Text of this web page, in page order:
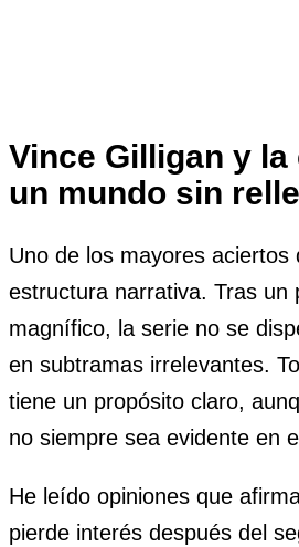
Vince Gilligan y
un mundo sin
Uno de los mayores aciertos
estructura narrativa. Tras un
magnífico, la serie no se
en subtramas irrelevantes.
tiene un propósito claro,
no siempre sea evidente en
He leído opiniones que
pierde interés después del